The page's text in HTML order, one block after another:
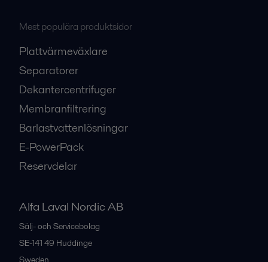
Mest populära produktsidor
Plattvärmeväxlare
Separatorer
Dekantercentrifuger
Membranfiltrering
Barlastvattenlösningar
E-PowerPack
Reservdelar
Alfa Laval Nordic AB
Sälj- och Servicebolag
SE-141 49 Huddinge
Sweden